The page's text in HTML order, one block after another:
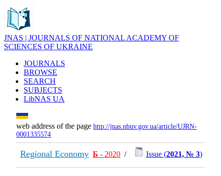
JNAS | JOURNALS OF NATIONAL ACADEMY OF
SCIENCES OF UKRAINE
JOURNALS
BROWSE
SEARCH
SUBJECTS
LibNAS UA
web address of the page http://jnas.nbuv.gov.ua/article/UJRN-
0001335574
Regional Economy Б - 2020 / Issue (2021, № 3)